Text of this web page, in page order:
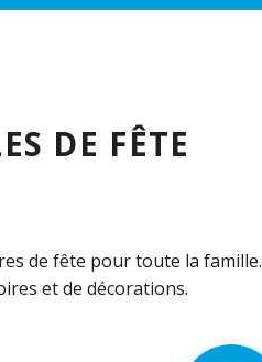
DE FÊTE
de fête pour toute la famille.
et de décorations.